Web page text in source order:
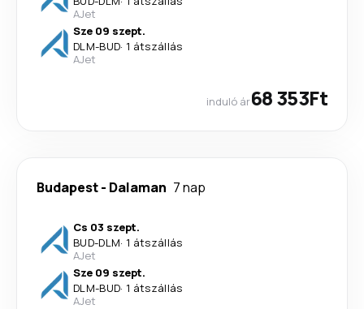
AJet
Sze 09 szept.
DLM-BUD· 1 átszállás
AJet
induló ár68 353Ft
Budapest- Dalaman 7 nap
Cs 03 szept.
BUD-DLM· 1 átszállás
AJet
Sze 09 szept.
DLM-BUD· 1 átszállás
AJet